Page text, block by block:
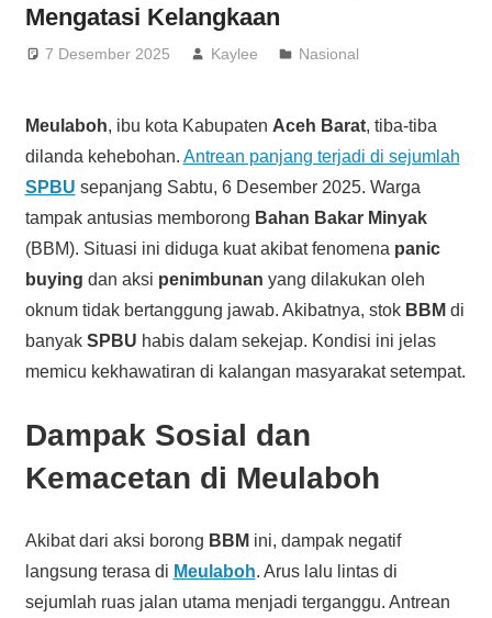
Mengatasi Kelangkaan
7 Desember 2025 Kaylee Nasional
Meulaboh, ibu kota Kabupaten Aceh Barat, tiba-tiba
dilanda kehebohan. Antrean panjang terjadi di sejumlah
SPBU sepanjang Sabtu, 6 Desember 2025. Warga
tampak antusias memborong Bahan Bakar Minyak
(BBM). Situasi ini diduga kuat akibat fenomena panic
buying dan aksi penimbunan yang dilakukan oleh
oknum tidak bertanggung jawab. Akibatnya, stok BBM di
banyak SPBU habis dalam sekejap. Kondisi ini jelas
memicu kekhawatiran di kalangan masyarakat setempat.
Dampak Sosial dan
Kemacetan di Meulaboh
Akibat dari aksi borong BBM ini, dampak negatif
langsung terasa di Meulaboh. Arus lalu lintas di
sejumlah ruas jalan utama menjadi terganggu. Antrean